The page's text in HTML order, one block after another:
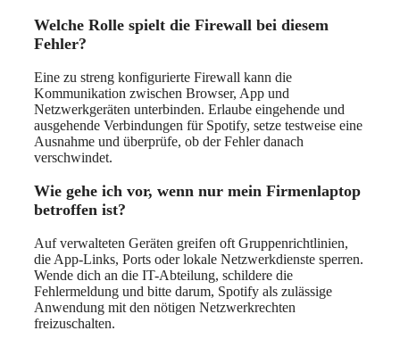
Welche Rolle spielt die Firewall bei diesem
Fehler?
Eine zu streng konfigurierte Firewall kann die
Kommunikation zwischen Browser, App und
Netzwerkgeräten unterbinden. Erlaube eingehende und
ausgehende Verbindungen für Spotify, setze testweise eine
Ausnahme und überprüfe, ob der Fehler danach
verschwindet.
Wie gehe ich vor, wenn nur mein Firmenlaptop
betroffen ist?
Auf verwalteten Geräten greifen oft Gruppenrichtlinien,
die App-Links, Ports oder lokale Netzwerkdienste sperren.
Wende dich an die IT-Abteilung, schildere die
Fehlermeldung und bitte darum, Spotify als zulässige
Anwendung mit den nötigen Netzwerkrechten
freizuschalten.